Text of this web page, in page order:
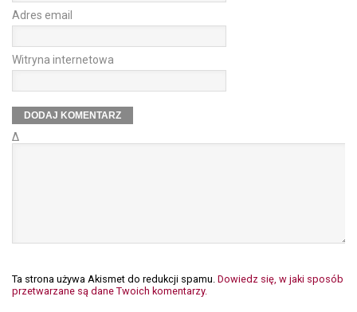
Adres email
Witryna internetowa
Δ
Ta strona używa Akismet do redukcji spamu. Dowiedz się, w jaki sposób
przetwarzane są dane Twoich komentarzy.